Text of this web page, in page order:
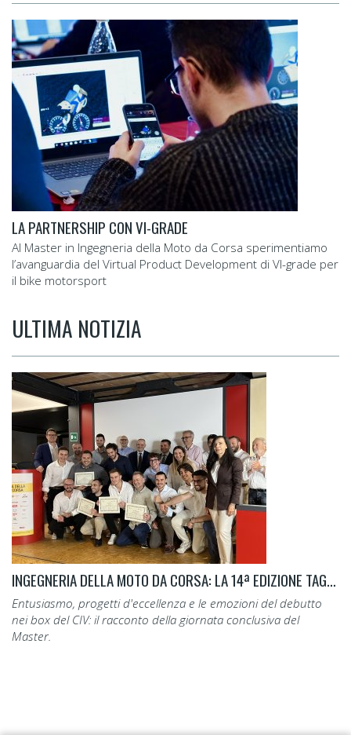
LA PARTNERSHIP CON VI-GRADE
Al Master in Ingegneria della Moto da Corsa sperimentiamo
l’avanguardia del Virtual Product Development di VI-grade per
il bike motorsport
ULTIMA NOTIZIA
INGEGNERIA DELLA MOTO DA CORSA: LA 14ª EDIZIONE TAGLIA IL TRAGUARDO.
Entusiasmo, progetti d'eccellenza e le emozioni del debutto
nei box del CIV: il racconto della giornata conclusiva del
Master.